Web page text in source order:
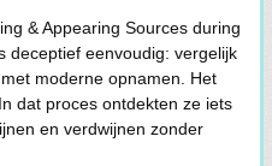
& Appearing Sources during
eenvoudig: vergelijk
moderne opnamen. Het
dat proces ontdekten ze iets
en verdwijnen zonder